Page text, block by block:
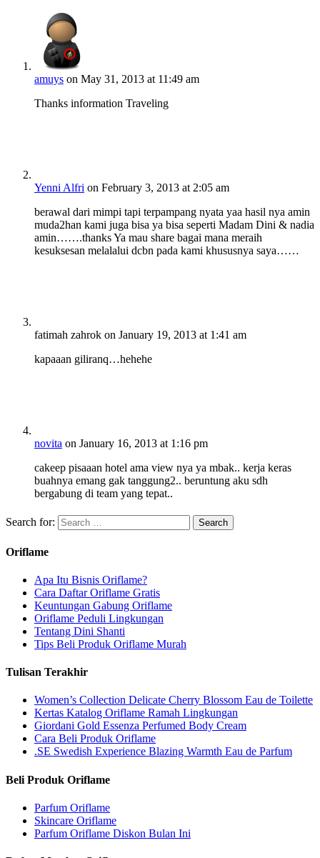
amuys on May 31, 2013 at 11:49 am
Thanks information Traveling
Yenni Alfri on February 3, 2013 at 2:05 am
berawal dari mimpi tapi terpampang nyata yaa hasil nya amin
muda2han kami juga bisa ya bisa seperti Madam Dini & nadia
amin…….thanks Ya mau share bagai mana meraih
kesuksesan melalalui dcbn pada kami khususnya saya……
fatimah zahrok on January 19, 2013 at 1:41 am
kapaaan giliranq…hehehe
novita on January 16, 2013 at 1:16 pm
cakeep pisaaan hotel ama view nya ya mbak.. kerja keras
buahnya emang gak tanggung2.. beruntung aku sdh
bergabung di team yang tepat..
Search for:
Oriflame
Apa Itu Bisnis Oriflame?
Cara Daftar Oriflame Gratis
Keuntungan Gabung Oriflame
Oriflame Peduli Lingkungan
Tentang Dini Shanti
Tips Beli Produk Oriflame Murah
Tulisan Terakhir
Women’s Collection Delicate Cherry Blossom Eau de Toilette
Kertas Katalog Oriflame Ramah Lingkungan
Giordani Gold Essenza Perfumed Body Cream
Cara Beli Produk Oriflame
.SE Swedish Experience Blazing Warmth Eau de Parfum
Beli Produk Oriflame
Parfum Oriflame
Skincare Oriflame
Parfum Oriflame Diskon Bulan Ini